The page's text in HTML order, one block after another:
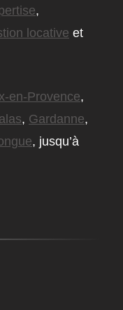
,
locative et
en-Provence,
, Gardanne,
, jusqu’à